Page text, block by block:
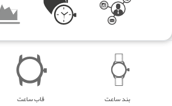
قاب ساعت بند ساعت